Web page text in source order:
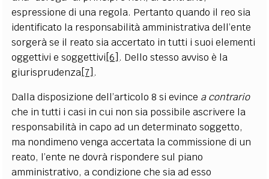
espressione di una regola. Pertanto quando il reo sia
identificato la responsabilità amministrativa dell’ente
sorgerà se il reato sia accertato in tutti i suoi elementi
oggettivi e soggettivi[6] . Dello stesso avviso è la
giurisprudenza[7] .
Dalla disposizione dell’articolo 8 si evince a contrario
che in tutti i casi in cui non sia possibile ascrivere la
responsabilità in capo ad un determinato soggetto,
ma nondimeno venga accertata la commissione di un
reato, l’ente ne dovrà rispondere sul piano
amministrativo, a condizione che sia ad esso